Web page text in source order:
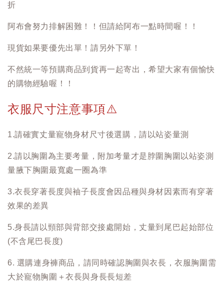
折
阿布會努力排解困難！！但請給阿布一點時間喔！！
現貨如果要優先出單！請另外下單！
不然統一等預購商品到貨再一起寄出，希望大家有個愉快
的購物經驗喔！！
衣服尺寸注意事項⚠️
1.請確實丈量寵物身材尺寸後選購，請以站姿量測
2.請以胸圍為主要考量，附加考量才是脖圍胸圍以站姿測
量腋下胸圍最寬處一圈為準
3.衣長穿著長度與袖子長度會因品種與身材因素而有穿著
效果的差異
5.身長請以頸部與背部交接處開始，丈量到尾巴起始部位
(不含尾巴長度)
6. 選購連身褲商品，請同時確認胸圍與衣長，衣服胸圍需
大於寵物胸圍＋衣長與身長長短差